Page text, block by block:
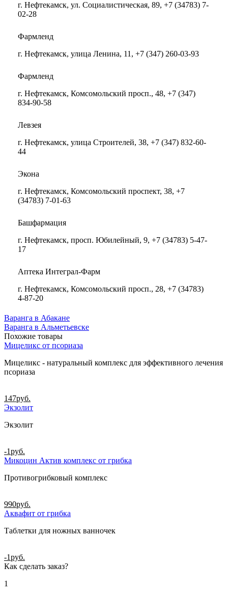
г. Нефтекамск, ул. Социалистическая, 89, +7 (34783) 7-
02-28
Фармленд
г. Нефтекамск, улица Ленина, 11, +7 (347) 260-03-93
Фармленд
г. Нефтекамск, Комсомольский просп., 48, +7 (347)
834-90-58
Левзея
г. Нефтекамск, улица Строителей, 38, +7 (347) 832-60-
44
Экона
г. Нефтекамск, Комсомольский проспект, 38, +7
(34783) 7-01-63
Башфармация
г. Нефтекамск, просп. Юбилейный, 9, +7 (34783) 5-47-
17
Аптека Интеграл-Фарм
г. Нефтекамск, Комсомольский просп., 28, +7 (34783)
4-87-20
Варанга в Абакане
Варанга в Альметьевске
Похожие товары
Мицеликс от псориаза
Мицеликс - натуральный комплекс для эффективного лечения
псориаза
147руб.
Экзолит
Экзолит
-1руб.
Микоцин Актив комплекс от грибка
Противогрибковый комплекс
990руб.
Аквафит от грибка
Таблетки для ножных ванночек
-1руб.
Как сделать заказ?
1